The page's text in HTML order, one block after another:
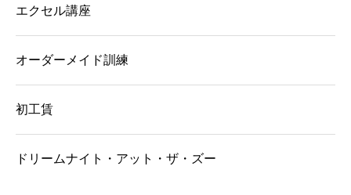
エクセル講座
オーダーメイド訓練
初工賃
ドリームナイト・アット・ザ・ズー